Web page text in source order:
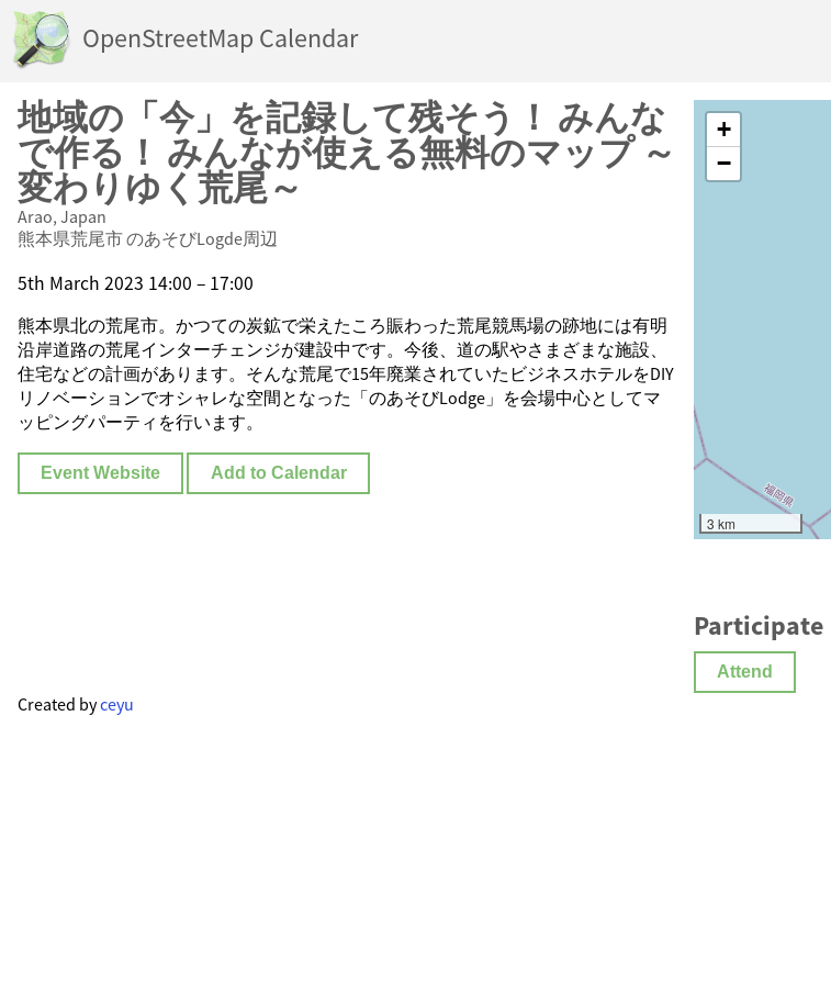
OpenStreetMap Calendar
地域の「今」を記録して残そう！ みんな
で作る！ みんなが使える無料のマップ ～
変わりゆく荒尾～
Arao, Japan
熊本県荒尾市 のあそびLogde周辺
5th March 2023 14:00 – 17:00
熊本県北の荒尾市。かつての炭鉱で栄えたころ賑わった荒尾競馬場の跡地には有明
沿岸道路の荒尾インターチェンジが建設中です。今後、道の駅やさまざまな施設、
住宅などの計画があります。そんな荒尾で15年廃業されていたビジネスホテルをDIY
リノベーションでオシャレな空間となった「のあそびLodge」を会場中心としてマ
ッピングパーティを行います。
Event Website Add to Calendar
+
−
3 km
Participate
Attend
Created byceyu